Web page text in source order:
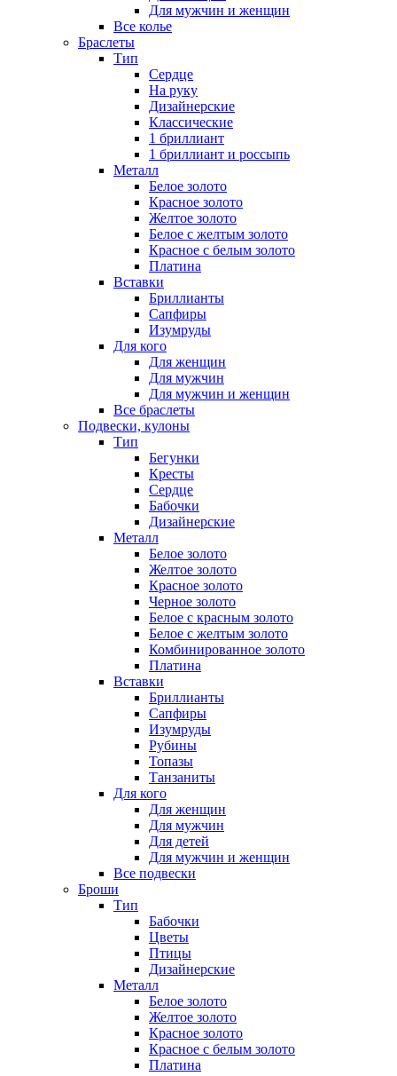
Для мужчин и женщин
Все колье
Браслеты
Тип
Сердце
На руку
Дизайнерские
Классические
1 бриллиант
1 бриллиант и россыпь
Металл
Белое золото
Красное золото
Желтое золото
Белое с желтым золото
Красное с белым золото
Платина
Вставки
Бриллианты
Сапфиры
Изумруды
Для кого
Для женщин
Для мужчин
Для мужчин и женщин
Все браслеты
Подвески, кулоны
Тип
Бегунки
Кресты
Сердце
Бабочки
Дизайнерские
Металл
Белое золото
Желтое золото
Красное золото
Черное золото
Белое с красным золото
Белое с желтым золото
Комбинированное золото
Платина
Вставки
Бриллианты
Сапфиры
Изумруды
Рубины
Топазы
Танзаниты
Для кого
Для женщин
Для мужчин
Для детей
Для мужчин и женщин
Все подвески
Броши
Тип
Бабочки
Цветы
Птицы
Дизайнерские
Металл
Белое золото
Желтое золото
Красное золото
Красное с белым золото
Платина